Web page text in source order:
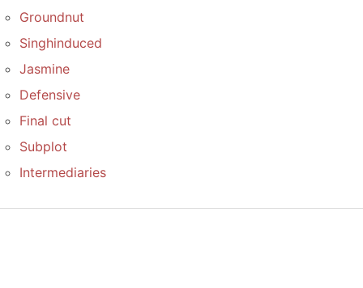
Groundnut
Singhinduced
Jasmine
Defensive
Final cut
Subplot
Intermediaries